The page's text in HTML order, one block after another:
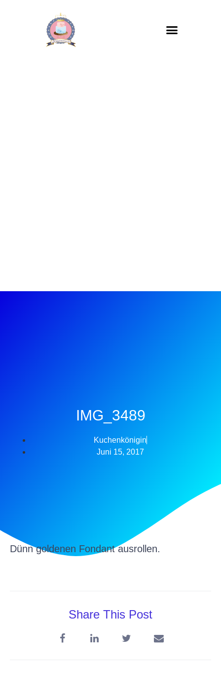
IMG_3489
Kuchenkönigin
Juni 15, 2017
Dünn goldenen Fondant ausrollen.
Share This Post